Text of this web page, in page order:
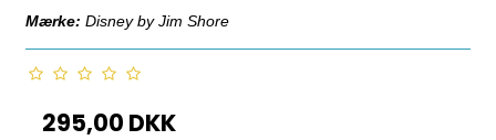
Mærke: Disney by Jim Shore
295,00 DKK